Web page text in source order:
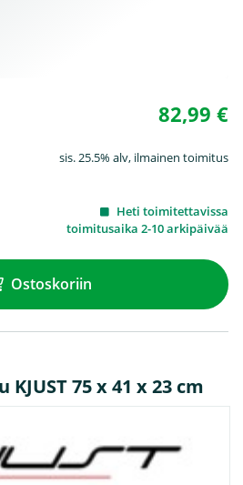
82,99 €
sis. 25.5% alv, ilmainen toimitus
Heti toimitettavissa
toimitusaika 2-10 arkipäivää
Ostoskoriin
75 x 41 x 23 cm